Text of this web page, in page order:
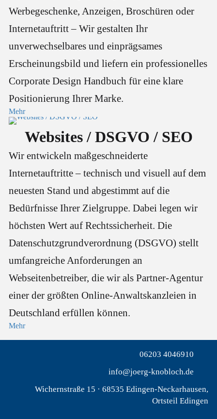
Werbegeschenke, Anzeigen, Broschüren oder
Internetauftritt – Wir gestalten Ihr
unverwechselbares und einprägsames
Erscheinungsbild und liefern ein professionelles
Corporate Design Handbuch für eine klare
Positionierung Ihrer Marke.
Mehr
Websites / DSGVO / SEO
Wir entwickeln maßgeschneiderte
Internetauftritte – technisch und visuell auf dem
neuesten Stand und abgestimmt auf die
Bedürfnisse Ihrer Zielgruppe. Dabei legen wir
höchsten Wert auf Rechtssicherheit. Die
Datenschutzgrundverordnung (DSGVO) stellt
umfangreiche Anforderungen an
Webseitenbetreiber, die wir als Partner-Agentur
einer der größten Online-Anwaltskanzleien in
Deutschland erfüllen können.
Mehr
06203 4046910
info@joerg-knobloch.de
Wichernstraße 15 · 68535 Edingen-Neckarhausen,
Ortsteil Edingen